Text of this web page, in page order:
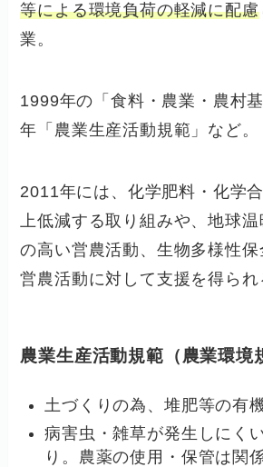
等による環境負荷の軽減に配慮
業。
1999年の「食料・農業・農村
年「農業生産活動規範」など。
2011年には、化学肥料・化学
上低減する取り組みや、地球
の高い営農活動、生物多様性
営農活動に対して支援を得られ
農業生産活動規範（農業環境
土づくりの為、堆肥等の有
病害虫・雑草が発生しにく
り。農薬の使用・保管は関